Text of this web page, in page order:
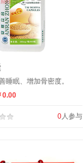
睡眠、增加骨密度。
0.00
0人参与